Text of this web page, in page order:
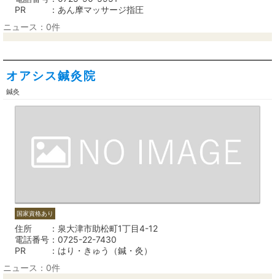
PR
あん摩マッサージ指圧
ニュース：0件
オアシス鍼灸院
鍼灸
国家資格あり
住所
泉大津市助松町1丁目4-12
電話番号
0725-22-7430
PR
はり・きゅう（鍼・灸）
ニュース：0件